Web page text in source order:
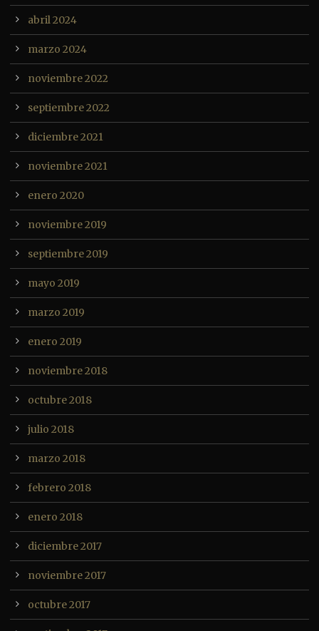
abril 2024
marzo 2024
noviembre 2022
septiembre 2022
diciembre 2021
noviembre 2021
enero 2020
noviembre 2019
septiembre 2019
mayo 2019
marzo 2019
enero 2019
noviembre 2018
octubre 2018
julio 2018
marzo 2018
febrero 2018
enero 2018
diciembre 2017
noviembre 2017
octubre 2017